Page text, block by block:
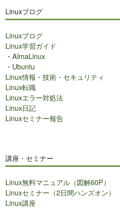
内
索
Linuxブログ
Linuxブログ
Linux学習ガイド
・AlmaLinux
・ Ubuntu
Linux情報・技術・セキュリティ
Linux転職
Linuxエラー対処法
Linux日記
Linuxセミナー報告
講座・セミナー
Linux無料マニュアル（図解60P）
Linuxセミナー（2日間ハンズオン）
Linux講座